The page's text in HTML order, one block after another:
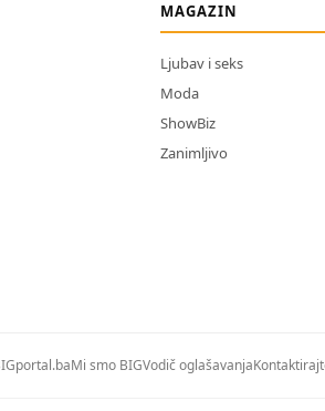
MAGAZIN
Ljubav i seks
Moda
ShowBiz
Zanimljivo
Mi smo BIGVodič oglašavanja